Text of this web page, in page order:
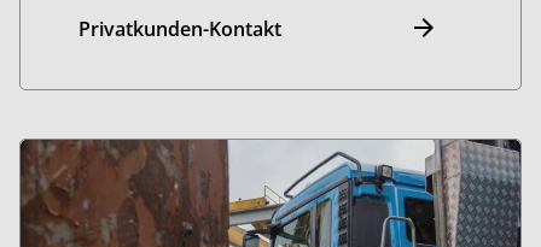
Privatkunden-Kontakt